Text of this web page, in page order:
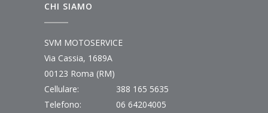
CHI SIAMO
SVM MOTOSERVICE
Via Cassia, 1689A
00123 Roma (RM)
Cellulare:
388 165 5635
Telefono:
06 64204005